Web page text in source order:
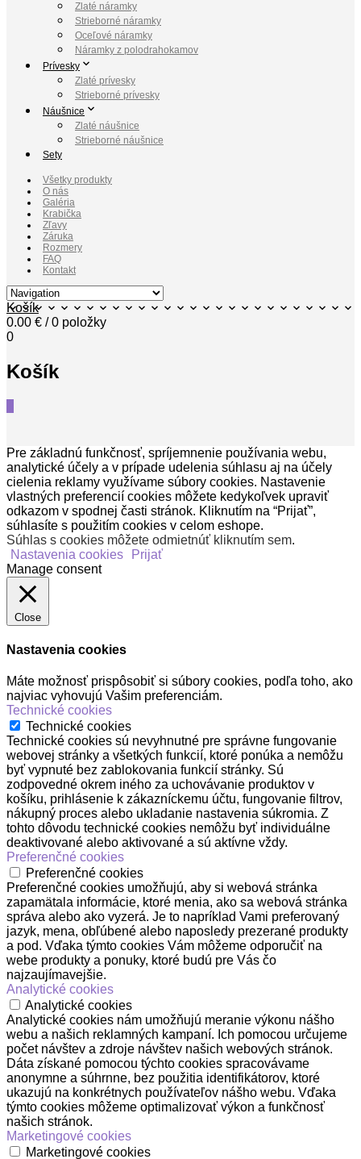
Zlaté náramky
Strieborné náramky
Oceľové náramky
Náramky z polodrahokamov
Prívesky
Zlaté prívesky
Strieborné prívesky
Náušnice
Zlaté náušnice
Strieborné náušnice
Sety
Všetky produkty
O nás
Galéria
Krabička
Zľavy
Záruka
Rozmery
FAQ
Kontakt
Košík
0.00 € / 0 položky
0
Košík
Pre základnú funkčnosť, spríjemnenie používania webu,
analytické účely a v prípade udelenia súhlasu aj na účely
cielenia reklamy využívame súbory cookies. Nastavenie
vlastných preferencií cookies môžete kedykoľvek upraviť
odkazom v spodnej časti stránok. Kliknutím na “Prijať”,
súhlasíte s použitím cookies v celom eshope.
Súhlas s cookies môžete odmietnúť kliknutím sem.
Nastavenia cookies
Prijať
Manage consent
Close
Nastavenia cookies
Máte možnosť prispôsobiť si súbory cookies, podľa toho, ako
najviac vyhovujú Vašim preferenciám.
Technické cookies
Technické cookies
Technické cookies sú nevyhnutné pre správne fungovanie
webovej stránky a všetkých funkcií, ktoré ponúka a nemôžu
byť vypnuté bez zablokovania funkcií stránky. Sú
zodpovedné okrem iného za uchovávanie produktov v
košíku, prihlásenie k zákazníckemu účtu, fungovanie filtrov,
nákupný proces alebo ukladanie nastavenia súkromia. Z
tohto dôvodu technické cookies nemôžu byť individuálne
deaktivované alebo aktivované a sú aktívne vždy.
Preferenčné cookies
Preferenčné cookies
Preferenčné cookies umožňujú, aby si webová stránka
zapamätala informácie, ktoré menia, ako sa webová stránka
správa alebo ako vyzerá. Je to napríklad Vami preferovaný
jazyk, mena, obľúbené alebo naposledy prezerané produkty
a pod. Vďaka týmto cookies Vám môžeme odporučiť na
webe produkty a ponuky, ktoré budú pre Vás čo
najzaujímavejšie.
Analytické cookies
Analytické cookies
Analytické cookies nám umožňujú meranie výkonu nášho
webu a našich reklamných kampaní. Ich pomocou určujeme
počet návštev a zdroje návštev našich webových stránok.
Dáta získané pomocou týchto cookies spracovávame
anonymne a súhrnne, bez použitia identifikátorov, ktoré
ukazujú na konkrétnych používateľov nášho webu. Vďaka
týmto cookies môžeme optimalizovať výkon a funkčnosť
našich stránok.
Marketingové cookies
Marketingové cookies